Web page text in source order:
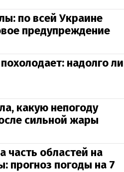
по всей Украине
предупреждение
надолго ли
какую непогоду
сильной жары
часть областей на
прогноз погоды на 7